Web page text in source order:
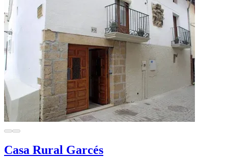
Casa Rural Garcés